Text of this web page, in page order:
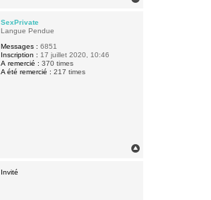
SexPrivate
Langue Pendue
Messages : 6851
Inscription : 17 juillet 2020, 10:46
A remercié : 370 times
A été remercié : 217 times
Invité